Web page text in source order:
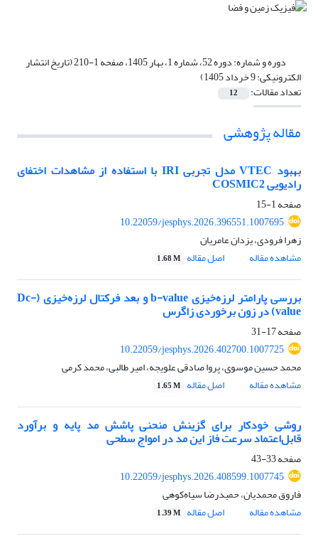
دوره و شماره: دوره 52، شماره 1، بهار 1405، صفحه 1-210 (تاریخ انتشار
الکترونیکی: 9 خرداد 1405)
تعداد مقالات: 12
مقاله پژوهشی
بهبود VTEC مدل تجربی IRI با استفاده از مشاهدات اختفای
رادیویی COSMIC2
صفحه1-15
10.22059/jesphys.2026.396551.1007695
زهرا فرودی، یزدان عامریان
مشاهده مقاله
اصل مقاله 1.68 M
بررسی پارامتر لرزه‌خیزی b-value و بعد فرکتال لرزه‌خیزی (Dc-
value) در زون برخوردی زاگرس
صفحه17-31
10.22059/jesphys.2026.402700.1007725
محمد حسین موسوی، پروا صادقی علویجه، امیر طالبی، محمد کرمی
مشاهده مقاله
اصل مقاله 1.65 M
روشی خودکار برای گزینش منحنی‌ پاشش مد پایه و برآورد
قابل‌اعتماد سرعت فاز این مد در امواج سطحی
صفحه33-43
10.22059/jesphys.2026.408599.1007745
فاروق محمدیان، حمیدرضا سیاه‌کوهی
مشاهده مقاله
اصل مقاله 1.39 M